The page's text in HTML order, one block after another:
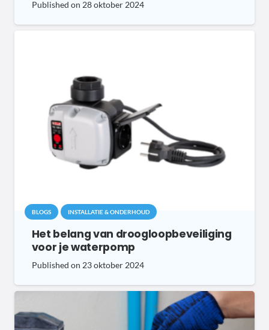
Published on 28 oktober 2024
BLOGS INSTALLATIE & ONDERHOUD
Het belang van droogloopbeveiliging
voor je waterpomp
Published on 23 oktober 2024